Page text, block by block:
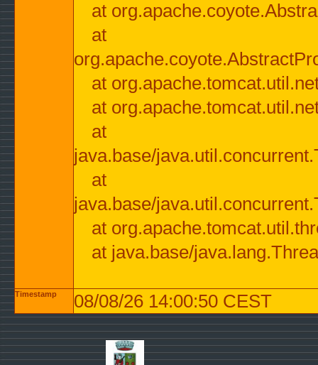
at
at
at
at
at
java.base/
at
java.base/
at
at java.base/
Timestamp 08/08/26 14:00:50 CEST